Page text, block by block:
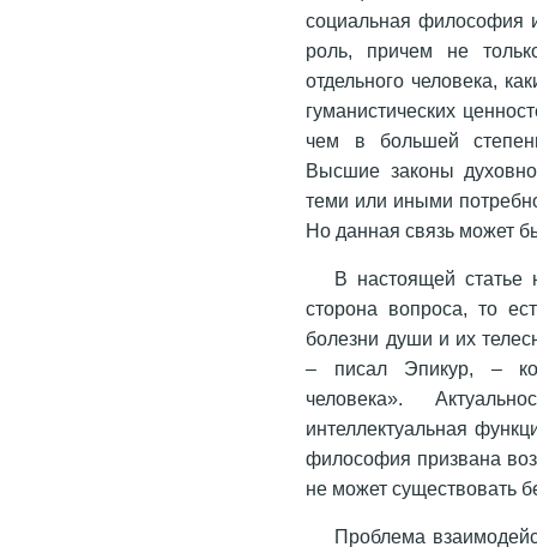
социальная философия
роль, причем не
отдельного человека,
гуманистических
чем в большей
Высшие законы
теми или иными
Но данная связь может
В настоящей статье
сторона вопроса, то
болезни души и их
– писал Эпикур, –
человека».
интеллектуальная
философия призвана
не может существовать
Проблема